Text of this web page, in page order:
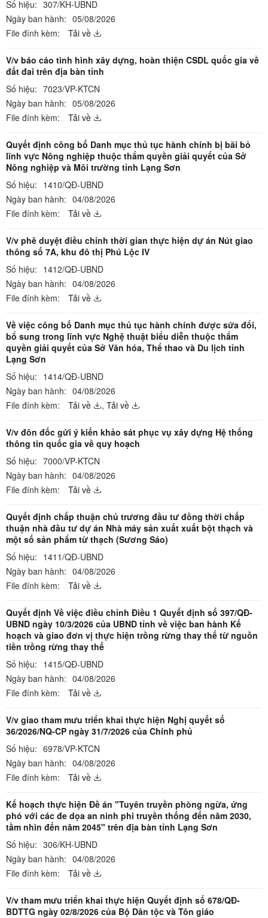
Số hiệu: 307/KH-UBND
Ngày ban hành: 05/08/2026
File đính kèm:
Tải về
V/v báo cáo tình hình xây dựng, hoàn thiện CSDL quốc gia về
đất đai trên địa bàn tỉnh
Số hiệu: 7023/VP-KTCN
Ngày ban hành: 05/08/2026
File đính kèm:
Tải về
Quyết định công bố Danh mục thủ tục hành chính bị bãi bỏ
lĩnh vực Nông nghiệp thuộc thẩm quyền giải quyết của Sở
Nông nghiệp và Môi trường tỉnh Lạng Sơn
Số hiệu: 1410/QĐ-UBND
Ngày ban hành: 04/08/2026
File đính kèm:
Tải về
V/v phê duyệt điều chỉnh thời gian thực hiện dự án Nút giao
thông số 7A, khu đô thị Phú Lộc IV
Số hiệu: 1412/QĐ-UBND
Ngày ban hành: 04/08/2026
File đính kèm:
Tải về
Về việc công bố Danh mục thủ tục hành chính được sửa đổi,
bổ sung trong lĩnh vực Nghệ thuật biểu diễn thuộc thẩm
quyền giải quyết của Sở Văn hóa, Thể thao và Du lịch tỉnh
Lạng Sơn
Số hiệu: 1414/QĐ-UBND
Ngày ban hành: 04/08/2026
File đính kèm:
Tải về , Tải về
V/v đôn đốc gửi ý kiến khảo sát phục vụ xây dựng Hệ thống
thông tin quốc gia về quy hoạch
Số hiệu: 7000/VP-KTCN
Ngày ban hành: 04/08/2026
File đính kèm:
Tải về
Quyết định chấp thuận chủ trương đầu tư đồng thời chấp
thuận nhà đầu tư dự án Nhà máy sản xuất xuất bột thạch và
một số sản phẩm từ thạch (Sương Sáo)
Số hiệu: 1411/QĐ-UBND
Ngày ban hành: 04/08/2026
File đính kèm:
Tải về
Quyết định Về việc điều chỉnh Điều 1 Quyết định số 397/QĐ-
UBND ngày 10/3/2026 của UBND tỉnh về việc ban hành Kế
hoạch và giao đơn vị thực hiện trồng rừng thay thế từ nguồn
tiền trồng rừng thay thế
Số hiệu: 1415/QĐ-UBND
Ngày ban hành: 04/08/2026
File đính kèm:
Tải về
V/v giao tham mưu triển khai thực hiện Nghị quyết số
36/2026/NQ-CP ngày 31/7/2026 của Chính phủ
Số hiệu: 6978/VP-KTCN
Ngày ban hành: 04/08/2026
File đính kèm:
Tải về
Kế hoạch thực hiện Đề án "Tuyên truyền phòng ngừa, ứng
phó với các đe dọa an ninh phi truyền thống đến năm 2030,
tầm nhìn đến năm 2045" trên địa bàn tỉnh Lạng Sơn
Số hiệu: 306/KH-UBND
Ngày ban hành: 04/08/2026
File đính kèm:
Tải về
V/v tham mưu triển khai thực hiện Quyết định số 678/QĐ-
BDTTG ngày 02/8/2026 của Bộ Dân tộc và Tôn giáo